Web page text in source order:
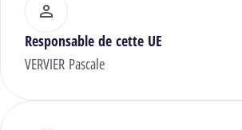
Responsable de cette UE
VERVIER Pascale